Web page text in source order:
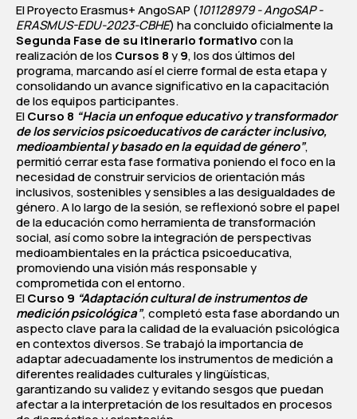
El Proyecto Erasmus+ AngoSAP (101128979 - AngoSAP -
ERASMUS-EDU-2023-CBHE) ha concluido oficialmente la
Segunda Fase de su itinerario formativocon la
realización de los Cursos 8y9, los dos últimos del
programa, marcando así el cierre formal de esta etapa y
consolidando un avance significativo en la capacitación
de los equipos participantes.
ElCurso 8 “Hacia un enfoque educativo y transformador
de los servicios psicoeducativos de carácter inclusivo,
medioambiental y basado en la equidad de género”,
permitió cerrar esta fase formativa poniendo el foco en la
necesidad de construir servicios de orientación más
inclusivos, sostenibles y sensibles a las desigualdades de
género. A lo largo de la sesión, se reflexionó sobre el papel
de la educación como herramienta de transformación
social, así como sobre la integración de perspectivas
medioambientales en la práctica psicoeducativa,
promoviendo una visión más responsable y
comprometida con el entorno.
ElCurso 9 “Adaptación cultural de instrumentos de
medición psicológica”, completó esta fase abordando un
aspecto clave para la calidad de la evaluación psicológica
en contextos diversos. Se trabajó la importancia de
adaptar adecuadamente los instrumentos de medición a
diferentes realidades culturales y lingüísticas,
garantizando su validez y evitando sesgos que puedan
afectar a la interpretación de los resultados en procesos